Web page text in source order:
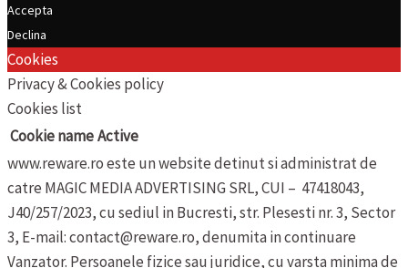
Accepta
Declina
Cookies
Privacy & Cookies policy
Cookies list
Cookie nameActive
www.reware.ro este un website detinut si administrat de
catre MAGIC MEDIA ADVERTISING SRL, CUI – 47418043,
J40/257/2023, cu sediul in Bucresti, str. Plesesti nr. 3, Sector
3, E-mail: contact@reware.ro, denumita in continuare
Vanzator. Persoanele fizice sau juridice, cu varsta minima de